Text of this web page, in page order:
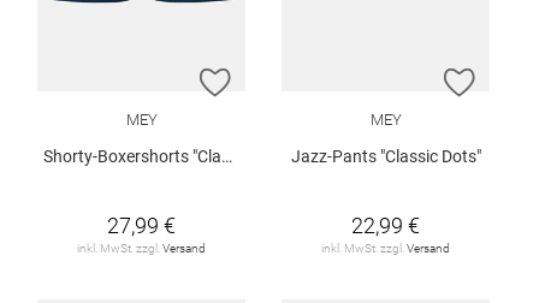
ZUR WUNSCHLISTE HINZUFÜGEN
MEY
Shorty-Boxershorts "Classic Dots"
27,99 €
inkl. MwSt. zzgl. Versand
ZUR
MEY
Jazz-Pants "Classic Dots"
22,99 €
inkl. MwSt. zzgl. Versand